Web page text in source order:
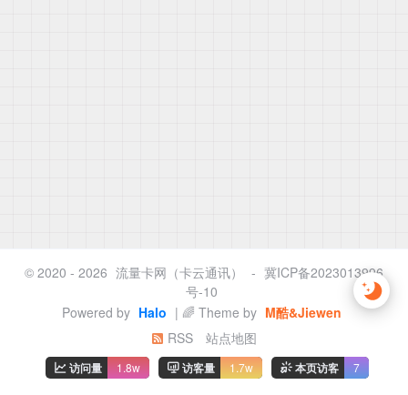
© 2020 - 2026 流量卡网（卡云通讯） - 冀ICP备2023013996
号-10
Powered by Halo | 🌈 Theme by M酷&Jiewen
RSS
站点地图
访问量 1.8w 访客量 1.7w 本页访客 7